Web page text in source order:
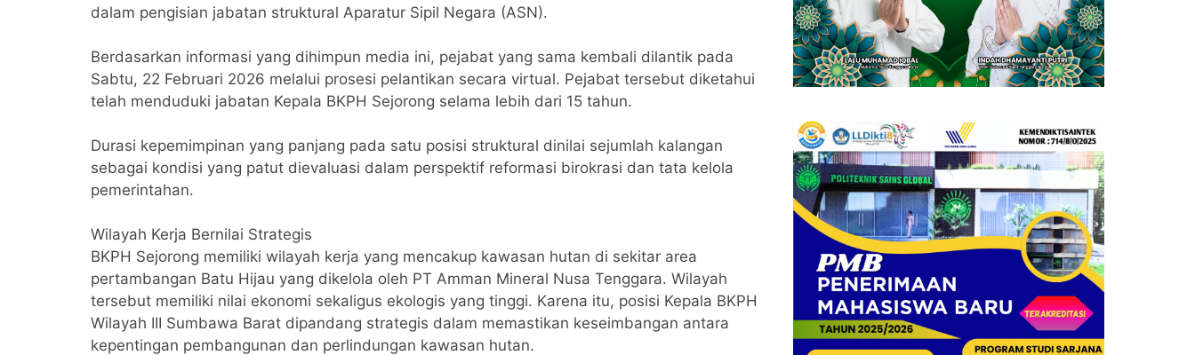
dalam pengisian jabatan struktural Aparatur Sipil Negara (ASN).
Berdasarkan informasi yang dihimpun media ini, pejabat yang sama kembali dilantik pada
Sabtu, 22 Februari 2026 melalui prosesi pelantikan secara virtual. Pejabat tersebut diketahui
telah menduduki jabatan Kepala BKPH Sejorong selama lebih dari 15 tahun.
‎Durasi kepemimpinan yang panjang pada satu posisi struktural dinilai sejumlah kalangan
sebagai kondisi yang patut dievaluasi dalam perspektif reformasi birokrasi dan tata kelola
pemerintahan.
‎Wilayah Kerja Bernilai Strategis
‎BKPH Sejorong memiliki wilayah kerja yang mencakup kawasan hutan di sekitar area
pertambangan Batu Hijau yang dikelola oleh PT Amman Mineral Nusa Tenggara. Wilayah
tersebut memiliki nilai ekonomi sekaligus ekologis yang tinggi. Karena itu, posisi Kepala BKPH
Wilayah III Sumbawa Barat dipandang strategis dalam memastikan keseimbangan antara
kepentingan pembangunan dan perlindungan kawasan hutan.